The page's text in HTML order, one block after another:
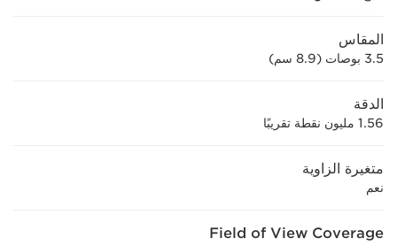
المقاس
3.5 بوصات (8.9 سم)
الدقة
1.56 مليون نقطة تقريبًا
متغيرة الزاوية
نعم
Field of View Coverage